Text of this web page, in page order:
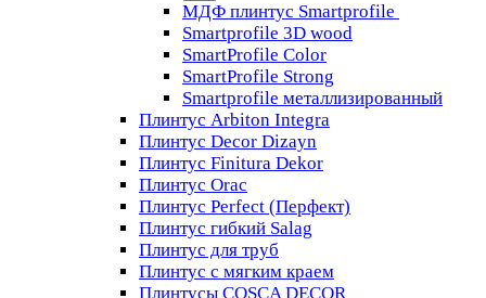
МДФ плинтус Smartprofile
Smartprofile 3D wood
SmartProfile Color
SmartProfile Strong
Smartprofile металлизированный
Плинтус Arbiton Integra
Плинтус Decor Dizayn
Плинтус Finitura Dekor
Плинтус Orac
Плинтус Perfect (Перфект)
Плинтус гибкий Salag
Плинтус для труб
Плинтус с мягким краем
Плинтусы COSCA DECOR